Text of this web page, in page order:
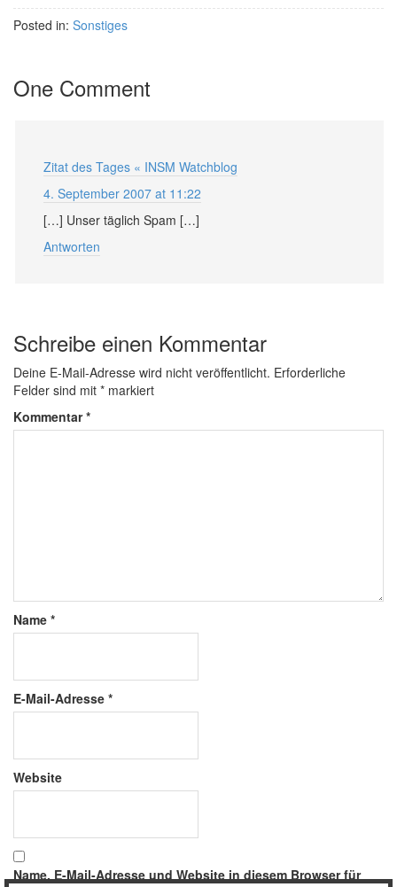
Posted in: Sonstiges
One Comment
Zitat des Tages « INSM Watchblog
4. September 2007 at 11:22
[…] Unser täglich Spam […]
Antworten
Schreibe einen Kommentar
Deine E-Mail-Adresse wird nicht veröffentlicht. Erforderliche
Felder sind mit * markiert
Kommentar*
Name *
E-Mail-Adresse *
Website
Name, E-Mail-Adresse und Website in diesem Browser für